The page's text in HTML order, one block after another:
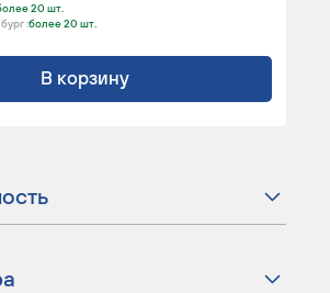
20 шт.
:более 20 шт.
В корзину